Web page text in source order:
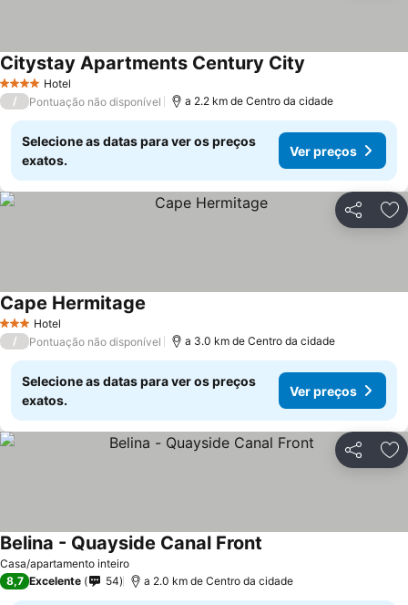
4 EstrelasHotel
Citystay Apartments Century City
/ Pontuação não disponível a 2.2 km de Centro da cidade
Selecione as datas para ver os preços
exatos.
Ver preços
Partilhar
3 EstrelasHotel
Cape Hermitage
/ Pontuação não disponível a 3.0 km de Centro da cidade
Selecione as datas para ver os preços
exatos.
Ver preços
Partilhar
Casa/apartamento inteiro
Belina - Quayside Canal Front
8,7 Excelente 54 a 2.0 km de Centro da cidade